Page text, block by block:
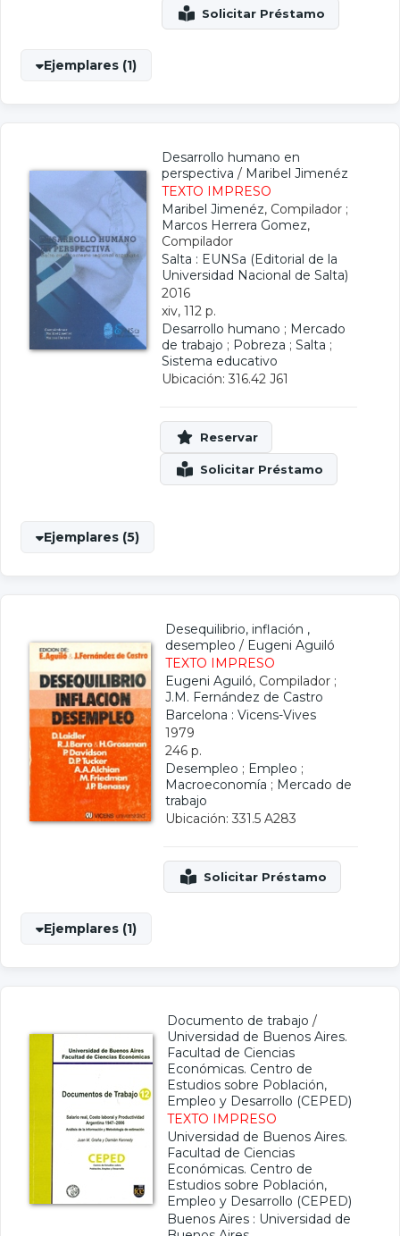
Ejemplares (1)
Desarrollo humano en
perspectiva / Maribel Jimenéz
TEXTO IMPRESO
Maribel Jimenéz, Compilador ;
Marcos Herrera Gomez,
Compilador
Salta : EUNSa (Editorial de la
Universidad Nacional de Salta)
2016
xiv, 112 p.
Desarrollo humano ; Mercado
de trabajo ; Pobreza ; Salta ;
Sistema educativo
Ubicación: 316.42 J61
Ejemplares (5)
Desequilibrio, inflación ,
desempleo / Eugeni Aguiló
TEXTO IMPRESO
Eugeni Aguiló, Compilador ;
J.M. Fernández de Castro
Barcelona : Vicens-Vives
1979
246 p.
Desempleo ; Empleo ;
Macroeconomía ; Mercado de
trabajo
Ubicación: 331.5 A283
Ejemplares (1)
Documento de trabajo /
Universidad de Buenos Aires.
Facultad de Ciencias
Económicas. Centro de
Estudios sobre Población,
Empleo y Desarrollo (CEPED)
TEXTO IMPRESO
Universidad de Buenos Aires.
Facultad de Ciencias
Económicas. Centro de
Estudios sobre Población,
Empleo y Desarrollo (CEPED)
Buenos Aires : Universidad de